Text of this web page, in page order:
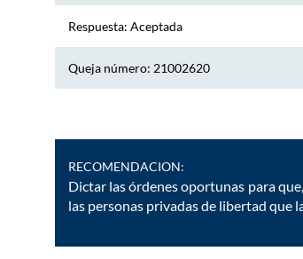
Respuesta: Aceptada
Queja número: 21002620
RECOMENDACION:
Dictar las órdenes oportunas para
las personas privadas de libertad que